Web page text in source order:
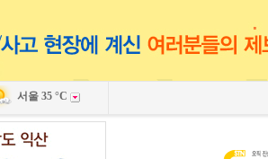
서울 35 °C
익산 민-관, K-문화도시 도약 '맞손'